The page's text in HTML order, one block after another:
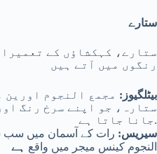
ستارے
ستارے، کہکشاؤں کے
رنگوں میں آتے ہیں
بیٹلگیوز: مجمع النجوم اورین
ستارہ، جو اپنے سرخ رنگ
جانا جاتا ہے.
سیریس: رات کے آسمان میں سب
النجوم کینس میجر میں واقع ہے